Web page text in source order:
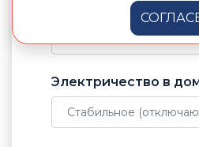
Отвод воды от
Электричество в